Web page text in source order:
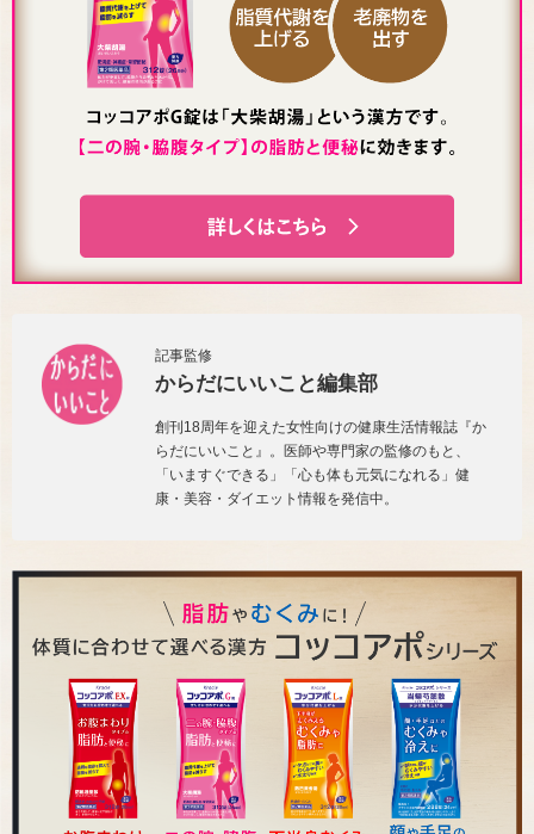
記事監修
からだにいいこと編集部
創刊18周年を迎えた女性向けの健康生活情報誌『か
らだにいいこと』。医師や専門家の監修のもと、
「いますぐできる」「心も体も元気になれる」健
康・美容・ダイエット情報を発信中。